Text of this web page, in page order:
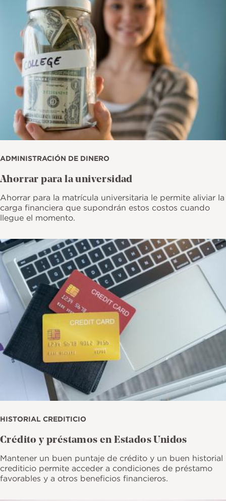
ADMINISTRACIÓN DE DINERO
Ahorrar para la universidad
Ahorrar para la matrícula universitaria le permite aliviar la
carga financiera que supondrán estos costos cuando
llegue el momento.
Imagen
HISTORIAL CREDITICIO
Crédito y préstamos en Estados Unidos
Mantener un buen puntaje de crédito y un buen historial
crediticio permite acceder a condiciones de préstamo
favorables y a otros beneficios financieros.